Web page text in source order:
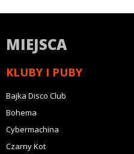
MIEJSCA
KLUBY I PUBY
Bajka Disco Club
Bohema
Cybermachina
Czarny Kot